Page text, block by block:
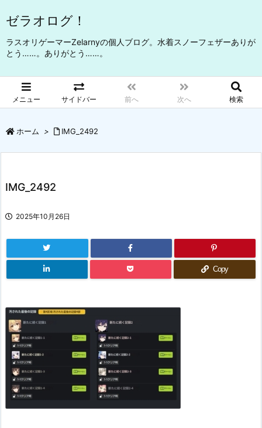
ゼラオログ！
ラスオリゲーマーZelarnyの個人ブログ。水着スノーフェザーありが
とう……。ありがとう……。
メニュー サイドバー 前へ 次へ 検索
ホーム > IMG_2492
IMG_2492
2025年10月26日
Copy